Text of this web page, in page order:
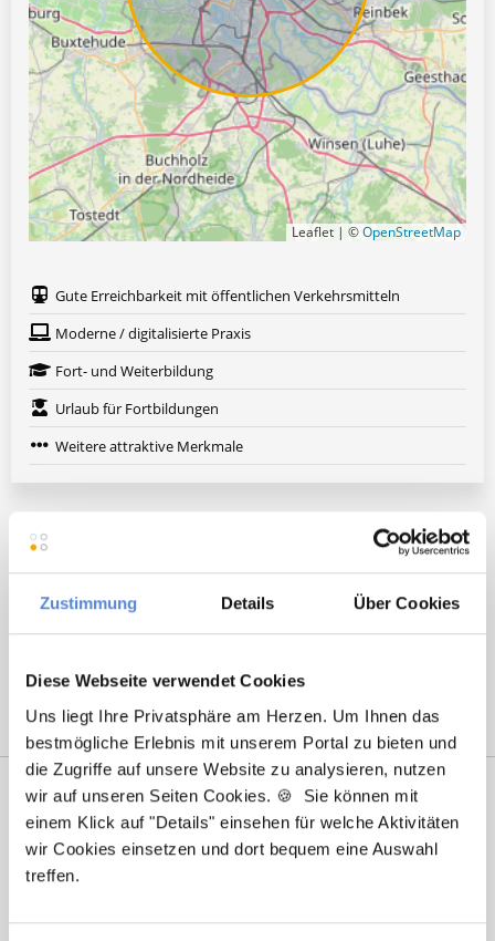
Zustimmung Details Über Cookies
Diese Webseite verwendet Cookies
Uns liegt Ihre Privatsphäre am Herzen. Um Ihnen das
bestmögliche Erlebnis mit unserem Portal zu bieten und
die Zugriffe auf unsere Website zu analysieren, nutzen
wir auf unseren Seiten Cookies. 🍪 Sie können mit
einem Klick auf "Details" einsehen für welche Aktivitäten
wir Cookies einsetzen und dort bequem eine Auswahl
treffen.
Leaflet | ©OpenStreetMap
Gute Erreichbarkeit mit öffentlichen Verkehrsmitteln
Moderne / digitalisierte Praxis
Fort- und Weiterbildung
Urlaub für Fortbildungen
Weitere attraktive Merkmale
Hier finden Sie aktuelle Stellenangebote in Ihrer
Wunschregion:
Augsburg|Berlin| |Erlangen Hamburg|Hannover|
Heidelberg|Krefeld|Lippstadt|Mannheim|Marl|München|